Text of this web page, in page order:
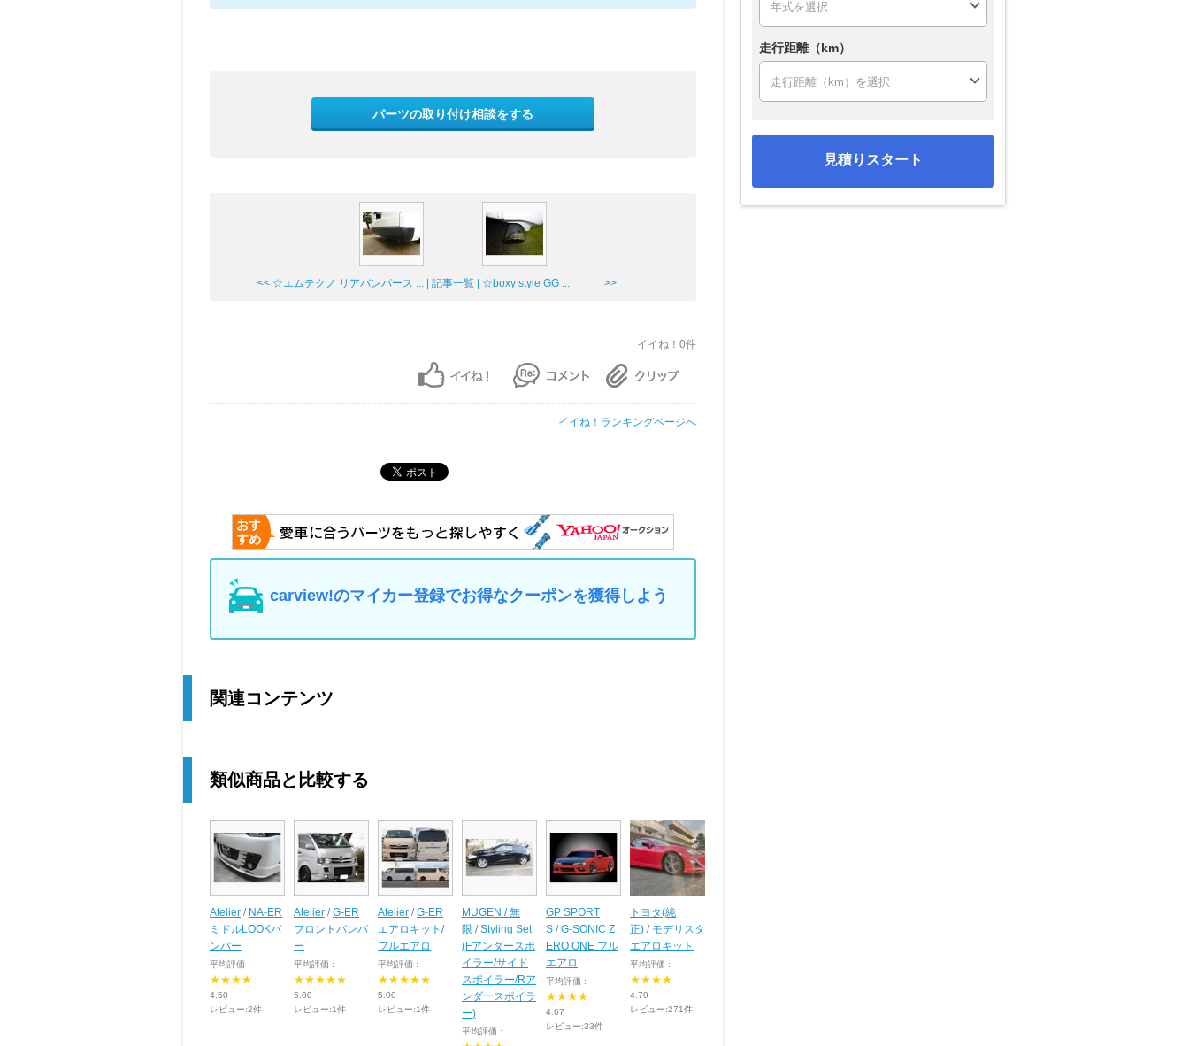
パーツの取り付け相談をする
<< ☆エムテクノ リアバンパース ... | 記事一覧 | ☆boxy style GG ... >>
イイね！0件
イイね！ランキングページへ
carview!のマイカー登録でお得なクーポンを獲得しよう
関連コンテンツ
類似商品と比較する
Atelier / NA-ER
ミドルLOOKバ
ンパー
平均評価 :
★★★★
4.50
レビュー:2件
Atelier /G-ER
フロントバンパ
ー
平均評価 :
★★★★★
5.00
レビュー:1件
Atelier /G-ER
エアロキット/
フルエアロ
平均評価 :
★★★★★
5.00
レビュー:1件
MUGEN / 無
限 /Styling Set
(Fアンダースポ
イラー/サイド
スポイラー/Rア
ンダースポイラ
ー)
平均評価 :
GP SPORT
S /G-SONIC Z
ERO ONE フル
エアロ
平均評価 :
★★★★
4.67
レビュー:33件
トヨタ(純
正) / モデリスタ
エアロキット
平均評価 :
★★★★
4.79
レビュー:271件
走行距離（km）
見積りスタート